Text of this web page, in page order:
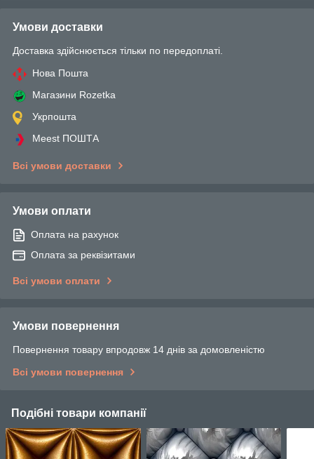
Умови доставки
Доставка здійснюється тільки по передоплаті.
Нова Пошта
Магазини Rozetka
Укрпошта
Meest ПОШТА
Всі умови доставки
Умови оплати
Оплата на рахунок
Оплата за реквізитами
Всі умови оплати
Умови повернення
Повернення товару впродовж 14 днів за домовленістю
Всі умови повернення
Подібні товари компанії